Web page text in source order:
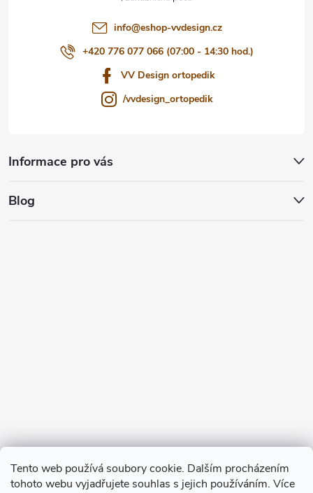
Tento web používá soubory cookie. Dalším procházením
tohoto webu vyjadřujete souhlas s jejich používáním. Více
info@eshop-vvdesign.cz
+420 776 077 066 (07:00 - 14:30 hod.)
VV Design ortopedik
/vvdesign_ortopedik
Informace pro vás
Blog